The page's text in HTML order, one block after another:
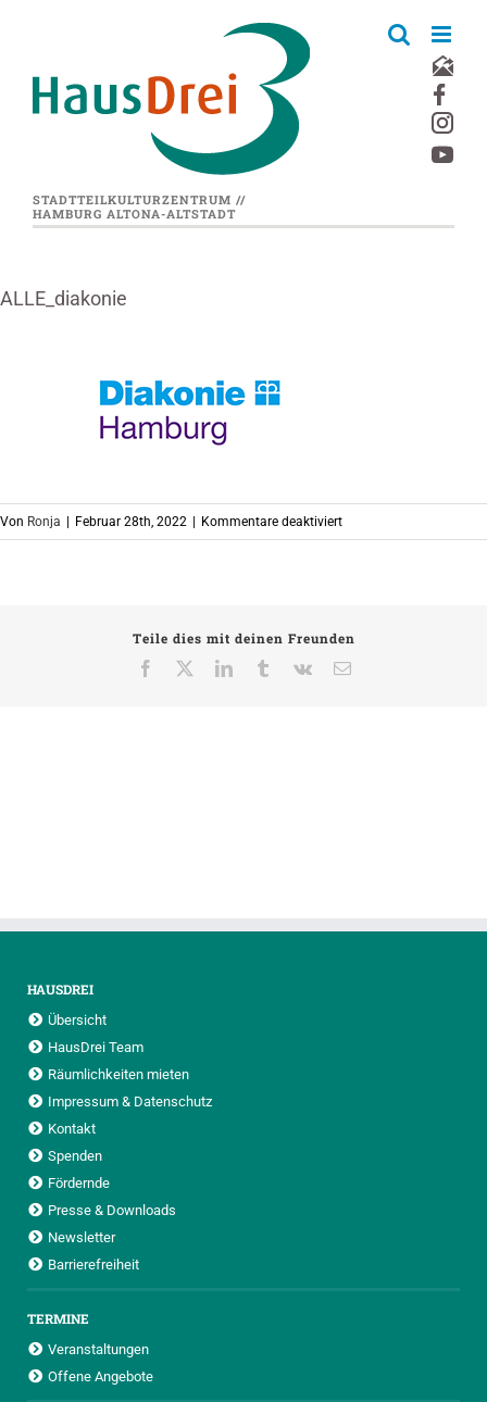
STADTTEILKULTURZENTRUM //
HAMBURG ALTONA-ALTSTADT
ALLE_diakonie
Von Ronja Februar 28th, 2022 Kommentare deaktiviertfür
ALLE_diakonie
Teile dies mit deinen Freunden
Facebook
LinkedInTumblrVk
E-
HAUSDREI
Übersicht
HausDrei Team
Räumlichkeiten mieten
Impressum & Datenschutz
Kontakt
Spenden
Fördernde
Presse & Downloads
Newsletter
Barrierefreiheit
TERMINE
Veranstaltungen
Offene Angebote